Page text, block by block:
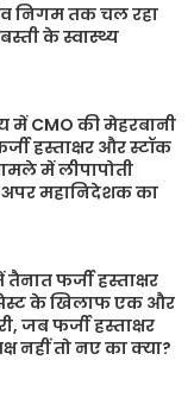
निगम तक चल रहा
के स्वास्थ्य
में CMO की मेहरबानी
हस्ताक्षर और स्टॉक
में लीपापोती
महानिदेशक का
फर्जी हस्ताक्षर
के खिलाफ एक और
जब फर्जी हस्ताक्षर
नहीं तो नए का क्या?